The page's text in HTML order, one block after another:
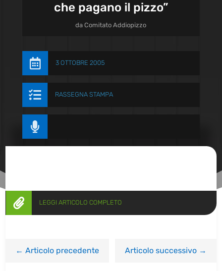
che pagano il pizzo”
daComitato Addiopizzo
 3 OTTOBRE 2005
 RASSEGNA STAMPA

 LEGGI ARTICOLO COMPLETO
←Articolo precedente Articolo successivo→